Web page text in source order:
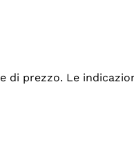
prezzo. Le